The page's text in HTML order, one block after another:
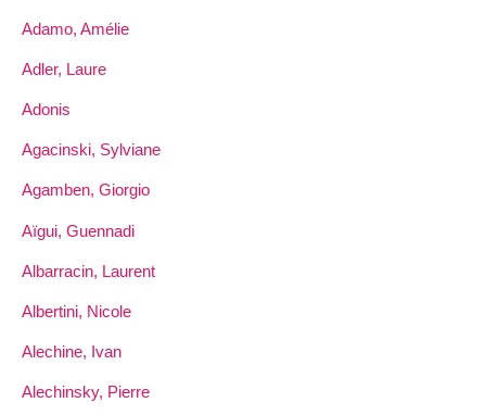
Adamo, Amélie
Adler, Laure
Adonis
Agacinski, Sylviane
Agamben, Giorgio
Aïgui, Guennadi
Albarracin, Laurent
Albertini, Nicole
Alechine, Ivan
Alechinsky, Pierre